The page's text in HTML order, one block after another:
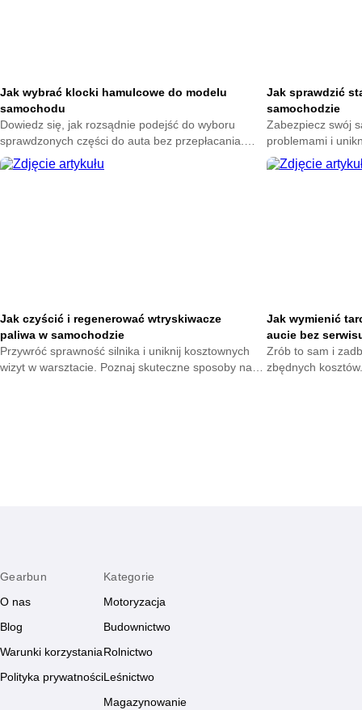
Jak wybrać klocki hamulcowe do modelu
samochodu
Dowiedz się, jak rozsądnie podejść do wyboru
sprawdzonych części do auta bez przepłacania.
Zadbaj o komfort jazdy i uniknij błędów, które mogą
kosztować więcej niż myślisz.
Jak sprawdzić
samochodzie
Zabezpiecz swój
problemami i
Poznaj proste
przygotuj auto na
Jak czyścić i regenerować wtryskiwacze
paliwa w samochodzie
Przywróć sprawność silnika i uniknij kosztownych
wizyt w warsztacie. Poznaj skuteczne sposoby na
Jak wymienić
aucie bez
Zrób to sam i
zbędnych
Gearbun
O nas
Blog
Warunki korzystania
Polityka prywatności
Kategorie
Motoryzacja
Budownictwo
Rolnictwo
Leśnictwo
Magazynowanie